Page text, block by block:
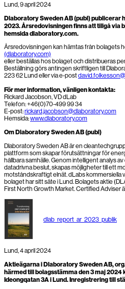
Lund, 9 april 2024
Dlaboratory Sweden AB (publ) publicerar
2023. Årsredovisningen finns att tillgå via
hemsida dlaboratory.com.
Årsredovisningen kan hämtas från bolagets
(dlaboratory.com)
eller beställas hos bolaget och distribueras
Beställning görs antingen skriftligen till
223 62 Lund eller via e-post
För mer information, vänligen kontakta:
Rickard Jacobson, VD dLab
Telefon: +46(0)70-499 99 34
E-post:rickard.jacobson@dlaboratory.com
Hemsida:www.dlaboratory.com
Om Dlaboratory Sweden AB (publ)
Dlaboratory Sweden AB är en
plattform som skapar förutsättningar för
hållbara samhälle. Genom intelligent analys
datadrivna beslut, skapas möjligheter till ett
motståndskraftigt elnät. dLabs kommersiella
bolaget har sitt säte i Lund. Bolagets aktie
First North Growth Market. Certified Adviser
dlab_report_ar_2023_publik
Lund, 4 april 2024
Aktieägarna i Dlaboratory Sweden AB,
härmed till bolagsstämma den 3 maj
Ideongqatan 3A i Lund. Inregistrering till